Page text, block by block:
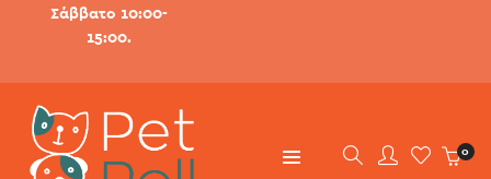
Σάββατο 10:00-
15:00.
0